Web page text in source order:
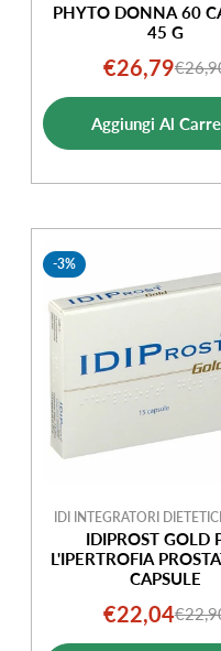
PHYTO DONNA 60
45 G
di
€26,79
Aggiungi Al
-3%
IDI INTEGRATORI
IDIPROST GOLD
L'IPERTROFIA
CAPSULE
€22,04